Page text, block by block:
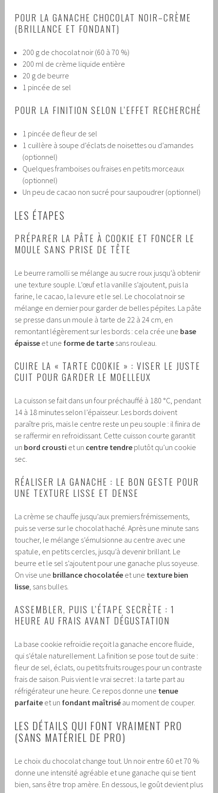
POUR LA GANACHE CHOCOLAT NOIR–CRÈME
(BRILLANCE ET FONDANT)
200 g de chocolat noir (60 à 70 %)
200 ml de crème liquide entière
20 g de beurre
1 pincée de sel
POUR LA FINITION SELON L’EFFET RECHERCHÉ
1 pincée de fleur de sel
1 cuillère à soupe d’éclats de noisettes ou d’amandes
(optionnel)
Quelques framboises ou fraises en petits morceaux
(optionnel)
Un peu de cacao non sucré pour saupoudrer (optionnel)
LES ÉTAPES
PRÉPARER LA PÂTE À COOKIE ET FONCER LE
MOULE SANS PRISE DE TÊTE
Le beurre ramolli se mélange au sucre roux jusqu’à obtenir
une texture souple. L’œuf et la vanille s’ajoutent, puis la
farine, le cacao, la levure et le sel. Le chocolat noir se
mélange en dernier pour garder de belles pépites. La pâte
se presse dans un moule à tarte de 22 à 24 cm, en
remontant légèrement sur les bords : cela crée une base
épaisse et une forme de tarte sans rouleau.
CUIRE LA « TARTE COOKIE » : VISER LE JUSTE
CUIT POUR GARDER LE MOELLEUX
La cuisson se fait dans un four préchauffé à 180 °C, pendant
14 à 18 minutes selon l’épaisseur. Les bords doivent
paraître pris, mais le centre reste un peu souple : il finira de
se raffermir en refroidissant. Cette cuisson courte garantit
un bord crousti et un centre tendre plutôt qu’un cookie
sec.
RÉALISER LA GANACHE : LE BON GESTE POUR
UNE TEXTURE LISSE ET DENSE
La crème se chauffe jusqu’aux premiers frémissements,
puis se verse sur le chocolat haché. Après une minute sans
toucher, le mélange s’émulsionne au centre avec une
spatule, en petits cercles, jusqu’à devenir brillant. Le
beurre et le sel s’ajoutent pour une ganache plus soyeuse.
On vise une brillance chocolatée et une texture bien
lisse , sans bulles.
ASSEMBLER, PUIS L’ÉTAPE SECRÈTE : 1
HEURE AU FRAIS AVANT DÉGUSTATION
La base cookie refroidie reçoit la ganache encore fluide,
qui s’étale naturellement. La finition se pose tout de suite :
fleur de sel, éclats, ou petits fruits rouges pour un contraste
frais de saison. Puis vient le vrai secret : la tarte part au
réfrigérateur une heure. Ce repos donne une tenue
parfaite et un fondant maîtrisé au moment de couper.
LES DÉTAILS QUI FONT VRAIMENT PRO
(SANS MATÉRIEL DE PRO)
Le choix du chocolat change tout. Un noir entre 60 et 70 %
donne une intensité agréable et une ganache qui se tient
bien, sans être trop amère. En dessous, le goût devient plus